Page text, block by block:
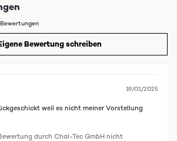
Bewertung schreiben
19/01/2025
weil es nicht meiner Vorstellung
durch Chal-Tec GmbH nicht